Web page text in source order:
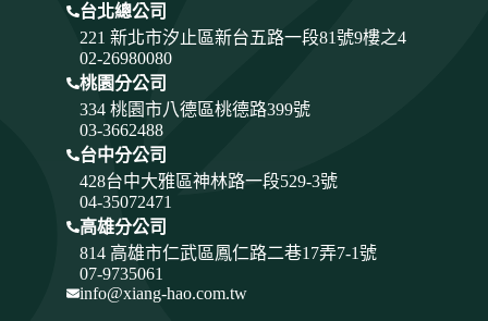
台北總公司
221 新北市汐止區新台五路一段81號9樓之4
02-26980080
桃園分公司
334 桃園市八德區桃德路399號
03-3662488
台中分公司
428台中大雅區神林路一段529-3號
04-35072471
高雄分公司
814 高雄市仁武區鳳仁路二巷17弄7-1號
07-9735061
info@xiang-hao.com.tw